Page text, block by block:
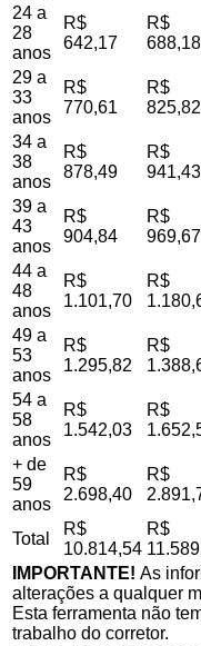
24 a
28
anos
R$
642,17
R$
688,18
29 a
33
anos
R$
770,61
R$
825,82
34 a
38
anos
R$
878,49
R$
941,43
39 a
43
anos
R$
904,84
R$
969,67
44 a
48
anos
R$
1.101,70
R$
49 a
53
anos
R$
1.295,82
R$
54 a
58
anos
R$
1.542,03
R$
+ de
59
anos
R$
2.698,40
R$
Total
R$
10.814,54
R$
IMPORTANTE! As
alterações a qualquer
Esta ferramenta não
trabalho do corretor.